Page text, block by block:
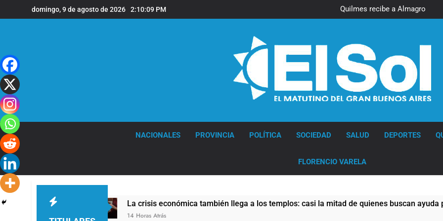
al
domingo, 9 de agosto de 2026 2:10:10 PM
Quilmes recibe a Almagro con
la mira puesta en el Reducido
NACIONALES PROVINCIA POLÍTICA SOCIEDAD SALUD DEPORTES
FLORENCIO VARELA
La crisis económica también llega a los templos: casi la mitad de quienes buscan ayuda pide
14 Horas Atrás